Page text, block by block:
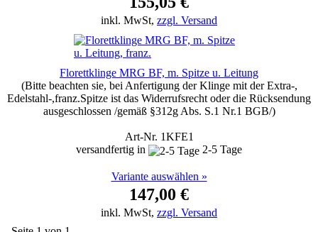
inkl. MwSt, zzgl. Versand
Florettklinge MRG BF, m. Spitze u. Leitung
(Bitte beachten sie, bei Anfertigung der Klinge mit der Extra-,
Edelstahl-,franz.Spitze ist das Widerrufsrecht oder die Rücksendung
ausgeschlossen /gemäß §312g Abs. S.1 Nr.1 BGB/)
Art-Nr. 1KFE1
versandfertig in
2-5 Tage
Variante auswählen »
147,00 €
inkl. MwSt, zzgl. Versand